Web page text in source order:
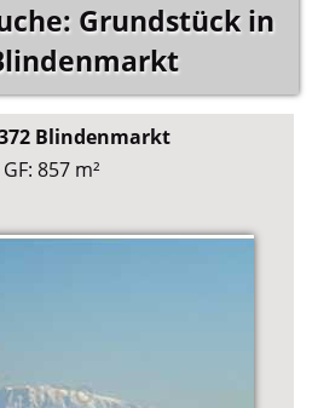
Grundstück in
Blindenmarkt
GF: 857 m²